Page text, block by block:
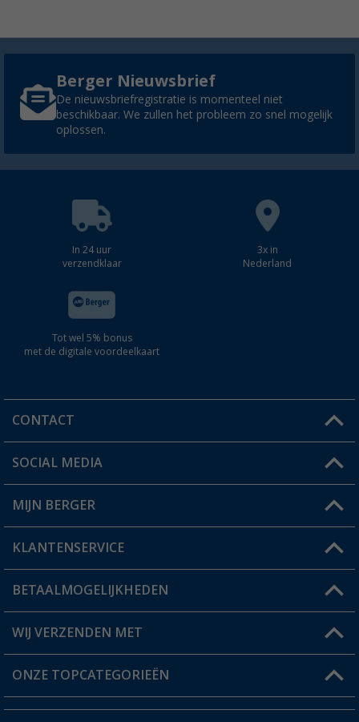
Berger Nieuwsbrief
De nieuwsbriefregistratie is momenteel niet
beschikbaar. We zullen het probleem zo snel mogelijk
oplossen.
In 24 uur
verzendklaar
3x in
Nederland
Tot wel 5% bonus
met de digitale voordeelkaart
CONTACT
Een vraag?
Winkel vinden
SOCIAL MEDIA
MIJN BERGER
Mijn account
Status bestelling
Verlanglijstje
KLANTENSERVICE
FAQ & Contact
Verzendinformatie
Catalogus
BETAALMOGELIJKHEDEN
WIJ VERZENDEN MET
ONZE TOPCATEGORIEËN